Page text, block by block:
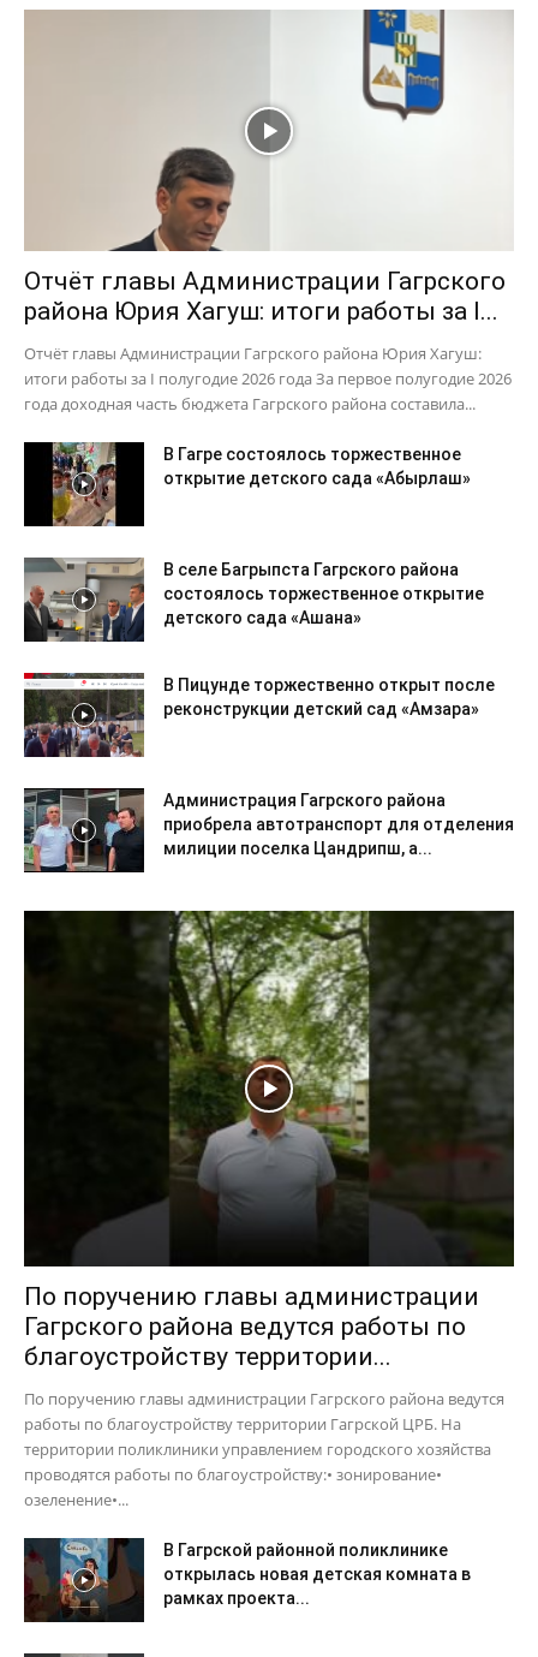
Отчёт главы Администрации Гагрского
района Юрия Хагуш: итоги работы за I...
Отчёт главы Администрации Гагрского района Юрия Хагуш:
итоги работы за I полугодие 2026 года За первое полугодие 2026
года доходная часть бюджета Гагрского района составила...
В Гагре состоялось торжественное
открытие детского сада «Абырлаш»
В селе Багрыпста Гагрского района
состоялось торжественное открытие
детского сада «Ашана»
В Пицунде торжественно открыт после
реконструкции детский сад «Амзара»
Администрация Гагрского района
приобрела автотранспорт для отделения
милиции поселка Цандрипш, а...
По поручению главы администрации
Гагрского района ведутся работы по
благоустройству территории...
По поручению главы администрации Гагрского района ведутся
работы по благоустройству территории Гагрской ЦРБ. На
территории поликлиники управлением городского хозяйства
проводятся работы по благоустройству:• зонирование•
озеленение•...
В Гагрской районной поликлинике
открылась новая детская комната в
рамках проекта...